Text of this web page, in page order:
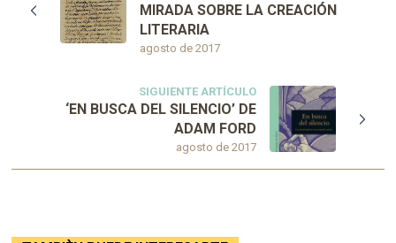
agosto de 2017
MIRADA SOBRE LA CREACIÓN
LITERARIA
SIGUIENTE ARTÍCULO
agosto de 2017
‘EN BUSCA DEL SILENCIO’ DE
ADAM FORD